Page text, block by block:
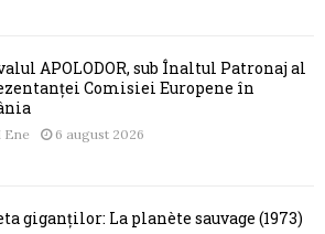
APOLODOR, sub Înaltul Patronaj al
Comisiei Europene în
Ene 6 august 2026
giganților: La planète sauvage (1973)